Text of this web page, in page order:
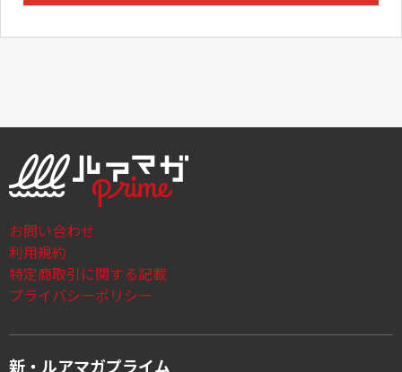
お問い合わせ
利用規約
特定商取引に関する記載
プライバシーポリシー
新・ルアマガプライム